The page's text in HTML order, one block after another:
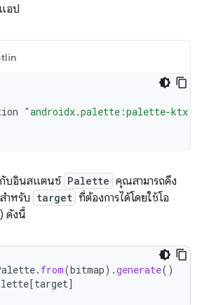
อป
"androidx.palette:palette-
กับอินสแตนซ์ Palette คุณสามารถดึง
สำหรับ target ที่ต้องการได้โดยใช้โอ
) ดังนี้
. from(bitmap).generate()
[target]